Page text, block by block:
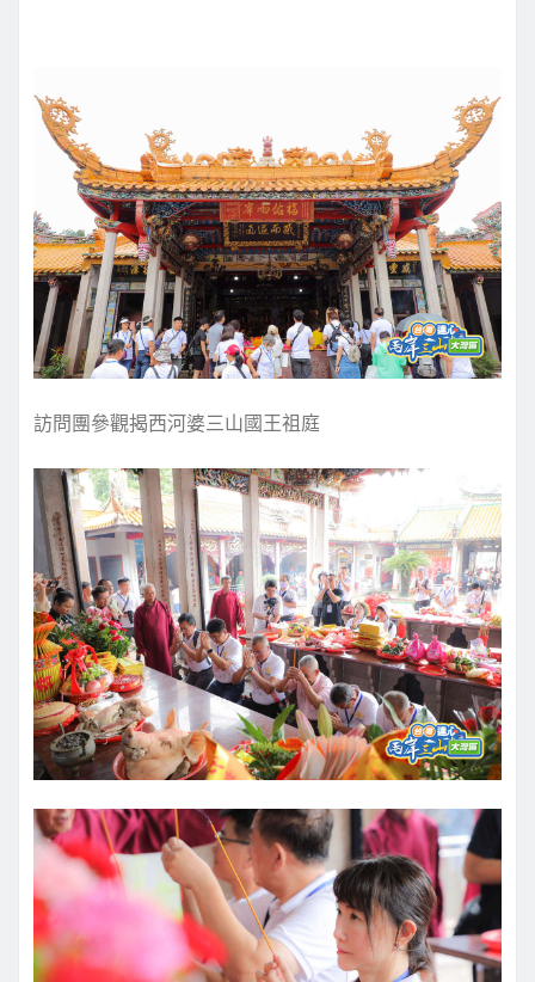
訪問團參觀揭西河婆三山國王祖庭